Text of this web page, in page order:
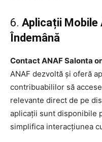
6. Aplicații Mobile
Îndemână
Contact ANAF Salonta
ANAF dezvoltă și oferă
contribuabililor să
relevante direct de pe
aplicații sunt disponibile
simplifica interacțiunea